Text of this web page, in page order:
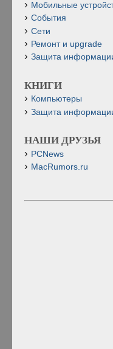
Мобильные
События
Сети
Ремонт и upgrade
Защита
КНИГИ
Компьютеры
Защита
НАШИ ДРУЗЬЯ
PCNews
MacRumors.ru